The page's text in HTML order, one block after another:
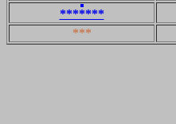
*******
***